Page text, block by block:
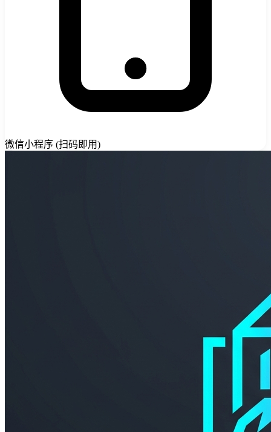
微信小程序 (扫码即用)